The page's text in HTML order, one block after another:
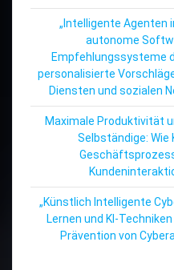
„Intelligente Agenten
autonome
Empfehlungssysteme
personalisierte
Diensten und sozialen
Maximale Produktivität
Selbständige:
„Künstlich Intelligente
Lernen und KI-
Prävention von